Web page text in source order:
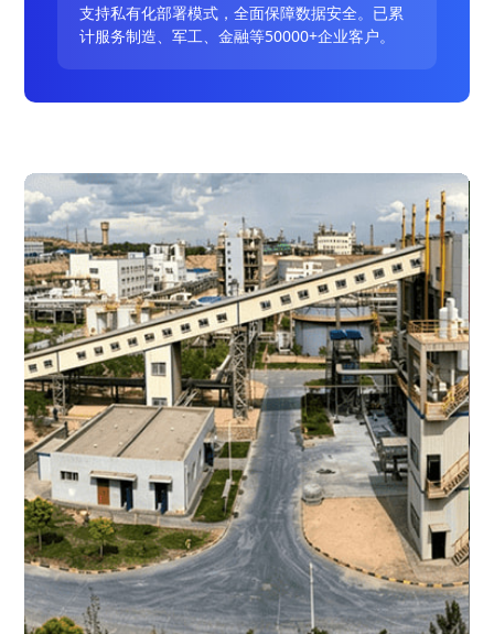
支持私有化部署模式，全面保障数据安全。已累
计服务制造、军工、金融等50000+企业客户。